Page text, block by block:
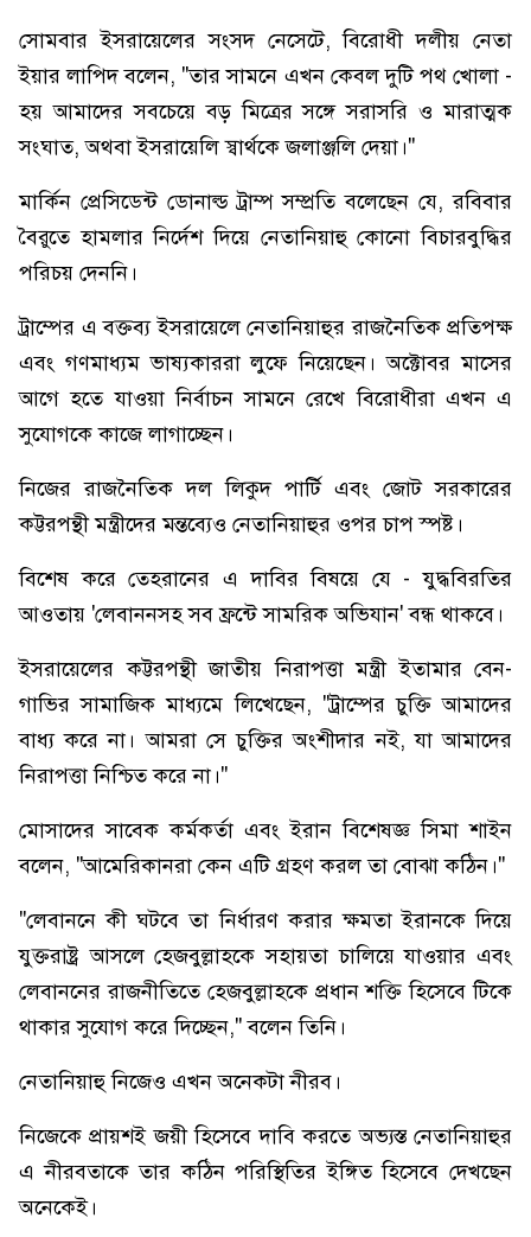
সোমবার ইসরায়েলের সংসদ নেসেটে, বিরোধী দলীয় নেতা
ইয়ার লাপিদ বলেন, "তার সামনে এখন কেবল দুটি পথ খোলা -
হয় আমাদের সবচেয়ে বড় মিত্রের সঙ্গে সরাসরি ও মারাত্মক
সংঘাত, অথবা ইসরায়েলি স্বার্থকে জলাঞ্জলি দেয়া।"
মার্কিন প্রেসিডেন্ট ডোনাল্ড ট্রাম্প সম্প্রতি বলেছেন যে, রবিবার
বৈরুতে হামলার নির্দেশ দিয়ে নেতানিয়াহু কোনো বিচারবুদ্ধির
পরিচয় দেননি।
ট্রাম্পের এ বক্তব্য ইসরায়েলে নেতানিয়াহুর রাজনৈতিক প্রতিপক্ষ
এবং গণমাধ্যম ভাষ্যকাররা লুফে নিয়েছেন। অক্টোবর মাসের
আগে হতে যাওয়া নির্বাচন সামনে রেখে বিরোধীরা এখন এ
সুযোগকে কাজে লাগাচ্ছেন।
নিজের রাজনৈতিক দল লিকুদ পার্টি এবং জোট সরকারের
কট্টরপন্থী মন্ত্রীদের মন্তব্যেও নেতানিয়াহুর ওপর চাপ স্পষ্ট।
বিশেষ করে তেহরানের এ দাবির বিষয়ে যে - যুদ্ধবিরতির
আওতায় 'লেবাননসহ সব ফ্রন্টে সামরিক অভিযান' বন্ধ থাকবে।
ইসরায়েলের কট্টরপন্থী জাতীয় নিরাপত্তা মন্ত্রী ইতামার বেন-
গাভির সামাজিক মাধ্যমে লিখেছেন, "ট্রাম্পের চুক্তি আমাদের
বাধ্য করে না। আমরা সে চুক্তির অংশীদার নই, যা আমাদের
নিরাপত্তা নিশ্চিত করে না।"
মোসাদের সাবেক কর্মকর্তা এবং ইরান বিশেষজ্ঞ সিমা শাইন
বলেন, "আমেরিকানরা কেন এটি গ্রহণ করল তা বোঝা কঠিন।"
"লেবাননে কী ঘটবে তা নির্ধারণ করার ক্ষমতা ইরানকে দিয়ে
যুক্তরাষ্ট্র আসলে হেজবুল্লাহকে সহায়তা চালিয়ে যাওয়ার এবং
লেবাননের রাজনীতিতে হেজবুল্লাহকে প্রধান শক্তি হিসেবে টিকে
থাকার সুযোগ করে দিচ্ছেন," বলেন তিনি।
নেতানিয়াহু নিজেও এখন অনেকটা নীরব।
নিজেকে প্রায়শই জয়ী হিসেবে দাবি করতে অভ্যস্ত নেতানিয়াহুর
এ নীরবতাকে তার কঠিন পরিস্থিতির ইঙ্গিত হিসেবে দেখছেন
অনেকেই।